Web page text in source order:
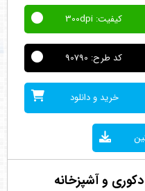
کیفیت: 300dpi
کد طرح: 90790
خرید و دانلود
و آشپزخانه